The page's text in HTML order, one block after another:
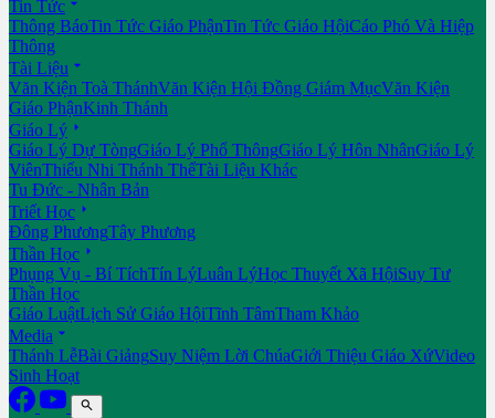
Tin Tức
Thông BáoTin Tức Giáo PhậnTin Tức Giáo HộiCáo Phó Và Hiệp
Thông
Tài Liệu 
Văn Kiện Toà ThánhVăn Kiện Hội Đồng Giám MụcVăn Kiện
Giáo PhậnKinh Thánh
Giáo Lý 
Giáo Lý Dự TòngGiáo Lý Phổ ThôngGiáo Lý Hôn NhânGiáo Lý
ViênThiếu Nhi Thánh ThểTài Liệu Khác
Tu Đức - Nhân Bản
Triết Học 
Đông PhươngTây Phương
Thần Học 
Phụng Vụ - Bí TíchTín LýLuân LýHọc Thuyết Xã HộiSuy Tư
Thần Học
Giáo LuậtLịch Sử Giáo HộiTĩnh TâmTham Khảo
Media 
Thánh LễBài GiảngSuy Niệm Lời ChúaGiới Thiệu Giáo XứVideo
Sinh Hoạt
